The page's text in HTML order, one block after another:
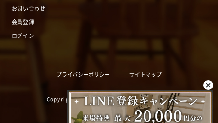
お問い合わせ
会員登録
ログイン
プライバシーポリシー サイトマップ
Copyright©LimHouse. All rights Reserved.